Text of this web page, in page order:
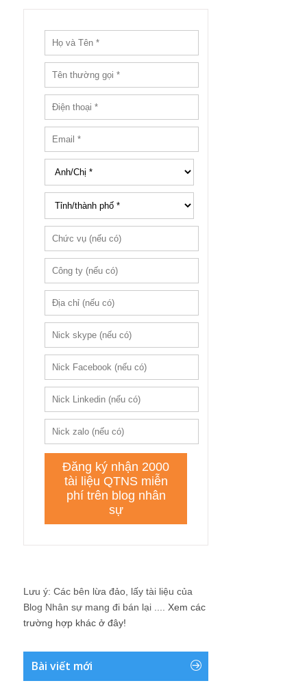
Lưu ý: Các bên lừa đảo, lấy tài liệu của
Blog Nhân sự mang đi bán lại .... Xem các
trường hợp khác ở đây!
Bài viết mới